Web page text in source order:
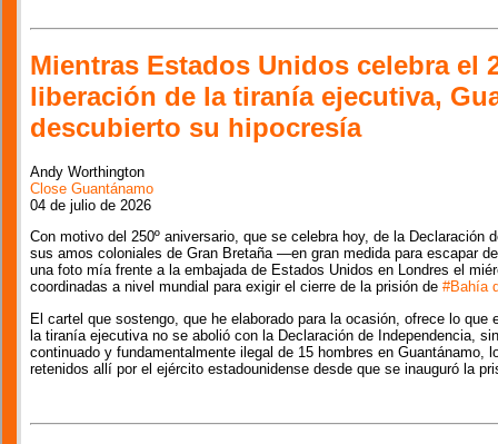
Mientras Estados Unidos celebra el
liberación de la tiranía ejecutiva,
descubierto su hipocresía
Andy Worthington
Close Guantánamo
04 de julio de 2026
Con motivo del 250º aniversario, que se celebra hoy, de la Declaración
sus amos coloniales de Gran Bretaña —en gran medida para escapar
una foto mía frente a la embajada de Estados Unidos en Londres el
coordinadas a nivel mundial para exigir el cierre de la prisión de #Bahía
El cartel que sostengo, que he elaborado para la ocasión, ofrece lo
la tiranía ejecutiva no se abolió con la Declaración de Independencia,
continuado y fundamentalmente ilegal de 15 hombres en Guantánamo,
retenidos allí por el ejército estadounidense desde que se inauguró la